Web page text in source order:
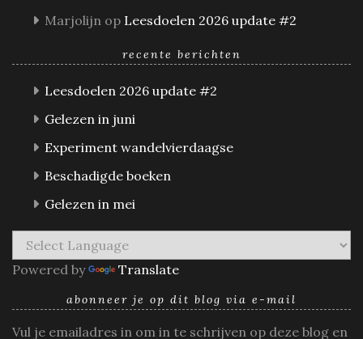
Marjolijn op Leesdoelen 2026 update #2
recente berichten
Leesdoelen 2026 update #2
Gelezen in juni
Experiment wandelvierdaagse
Beschadigde boeken
Gelezen in mei
Powered by Translate
abonneer je op dit blog via e-mail
Vul je emailadres in om in te schrijven op deze blog en